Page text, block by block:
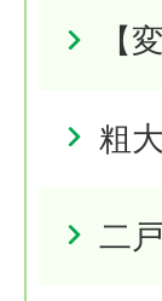
【
粗
二